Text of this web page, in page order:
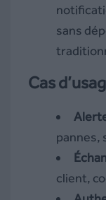
sans
Cas
pannes,
client,